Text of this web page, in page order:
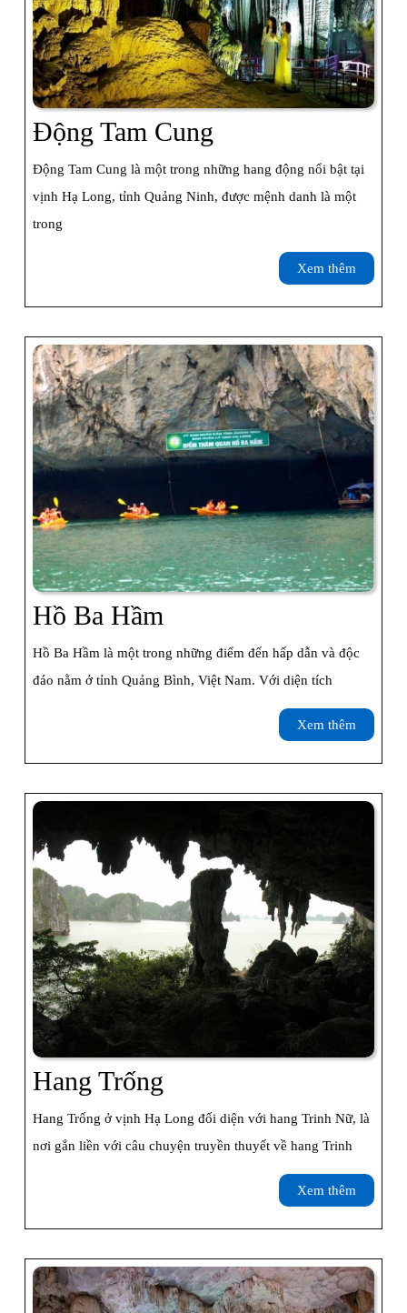
Động Tam Cung
Tam
Cung
Động Tam Cung là một trong những hang động nổi bật tại
vịnh Hạ Long, tỉnh Quảng Ninh, được mệnh danh là một
trong
Xem thêm
thêm
Hồ Ba Hầm
Ba
Hầm
Hồ Ba Hầm là một trong những điểm đến hấp dẫn và độc
đáo nằm ở tỉnh Quảng Bình, Việt Nam. Với diện tích
Xem thêm
thêm
Hang Trống
Trống
Hang Trống ở vịnh Hạ Long đối diện với hang Trinh Nữ, là
nơi gắn liền với câu chuyện truyền thuyết về hang Trinh
Xem thêm
thêm